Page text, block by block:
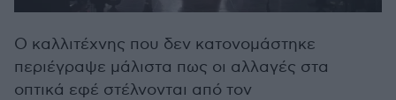
Ο καλλιτέχνης που δεν κατονομάστηκε
περιέγραψε μάλιστα πως οι αλλαγές στα
οπτικά εφέ στέλνονται από τον